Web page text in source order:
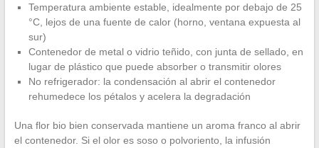
Temperatura ambiente estable, idealmente por debajo de 25
°C, lejos de una fuente de calor (horno, ventana expuesta al
sur)
Contenedor de metal o vidrio teñido, con junta de sellado, en
lugar de plástico que puede absorber o transmitir olores
No refrigerador: la condensación al abrir el contenedor
rehumedece los pétalos y acelera la degradación
Una flor bio bien conservada mantiene un aroma franco al abrir
el contenedor. Si el olor es soso o polvoriento, la infusión